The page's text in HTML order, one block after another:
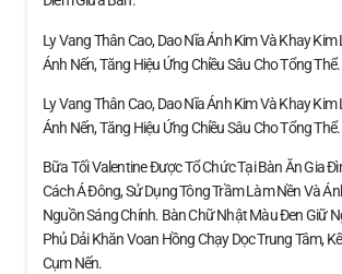
Ly Vang Thân Cao, Dao Nĩa Ánh Kim Và Khay Kim
Ánh Nến, Tăng Hiệu Ứng Chiều Sâu Cho Tổng Thể.
Ly Vang Thân Cao, Dao Nĩa Ánh Kim Và Khay Kim
Ánh Nến, Tăng Hiệu Ứng Chiều Sâu Cho Tổng Thể.
Bữa Tối Valentine Được Tổ Chức Tại Bàn Ăn Gia
Cách Á Đông, Sử Dụng Tông Trầm Làm Nền Và
Nguồn Sáng Chính. Bàn Chữ Nhật Màu Đen Giữ
Phủ Dải Khăn Voan Hồng Chạy Dọc Trung Tâm,
Cụm Nến.